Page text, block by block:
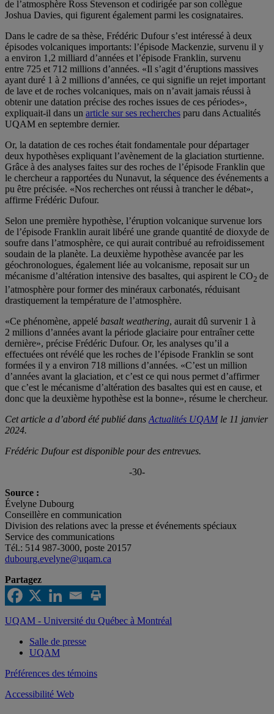
de l’atmosphère Ross Stevenson et codirigée par son collègue
Joshua Davies, qui figurent également parmi les cosignataires.
Dans le cadre de sa thèse, Frédéric Dufour s’est intéressé à deux
épisodes volcaniques importants: l’épisode Mackenzie, survenu il y
a environ 1,2 milliard d’années et l’épisode Franklin, survenu
entre 725 et 712 millions d’années. «Il s’agit d’éruptions massives
ayant duré 1 à 2 millions d’années, ce qui signifie un rejet important
de lave et de roches volcaniques, mais on n’avait jamais réussi à
obtenir une datation précise des roches issues de ces périodes»,
expliquait-il dans un article sur ses recherches paru dans Actualités
UQAM en septembre dernier.
Or, la datation de ces roches était fondamentale pour départager
deux hypothèses expliquant l’avènement de la glaciation sturtienne.
Grâce à des analyses faites sur des roches de l’épisode Franklin que
le chercheur a rapportées du Nunavut, la séquence des événements a
pu être précisée. «Nos recherches ont réussi à trancher le débat»,
affirme Frédéric Dufour.
Selon une première hypothèse, l’éruption volcanique survenue lors
de l’épisode Franklin aurait libéré une grande quantité de dioxyde de
soufre dans l’atmosphère, ce qui aurait contribué au refroidissement
soudain de la planète. La deuxième hypothèse avancée par les
géochronologues, également liée au volcanisme, reposait sur un
mécanisme d’altération intensive des basaltes, qui aspirent le CO2 de
l’atmosphère pour former des minéraux carbonatés, réduisant
drastiquement la température de l’atmosphère.
«Ce phénomène, appelé basalt weathering, aurait dû survenir 1 à
2 millions d’années avant la période glaciaire pour entraîner cette
dernière», précise Frédéric Dufour. Or, les analyses qu’il a
effectuées ont révélé que les roches de l’épisode Franklin se sont
formées il y a environ 718 millions d’années. «C’est un million
d’années avant la glaciation, et c’est ce qui nous permet d’affirmer
que c’est le mécanisme d’altération des basaltes qui est en cause, et
donc que la deuxième hypothèse est la bonne», résume le chercheur.
Cet article a d’abord été publié dans Actualités UQAMle 11 janvier
2024.
Frédéric Dufour est disponible pour des entrevues.
-30-
Source :
Évelyne Dubourg
Conseillère en communication
Division des relations avec la presse et événements spéciaux
Service des communications
Tél.: 514 987-3000, poste 20157
dubourg.evelyne@uqam.ca
Partagez
UQAM - Université du Québec à Montréal
Salle de presse
UQAM
Préférences des témoins
Accessibilité Web